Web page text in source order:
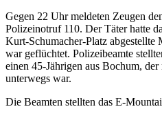
Gegen 22 Uhr meldeten Zeugen
Polizeinotruf 110. Der Täter hatte
Kurt-Schumacher-Platz abgestellte
war geflüchtet. Polizeibeamte
einen 45-Jährigen aus Bochum,
unterwegs war.
Die Beamten stellten das E-